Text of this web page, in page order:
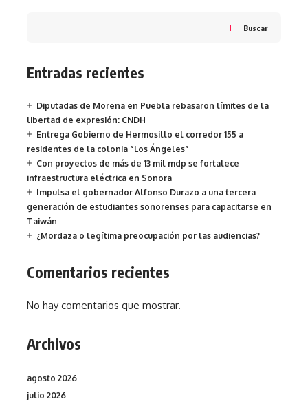
Buscar
Entradas recientes
Diputadas de Morena en Puebla rebasaron límites de la
libertad de expresión: CNDH
Entrega Gobierno de Hermosillo el corredor 155 a
residentes de la colonia “Los Ángeles”
Con proyectos de más de 13 mil mdp se fortalece
infraestructura eléctrica en Sonora
Impulsa el gobernador Alfonso Durazo a una tercera
generación de estudiantes sonorenses para capacitarse en
Taiwán
¿Mordaza o legítima preocupación por las audiencias?
Comentarios recientes
No hay comentarios que mostrar.
Archivos
agosto 2026
julio 2026